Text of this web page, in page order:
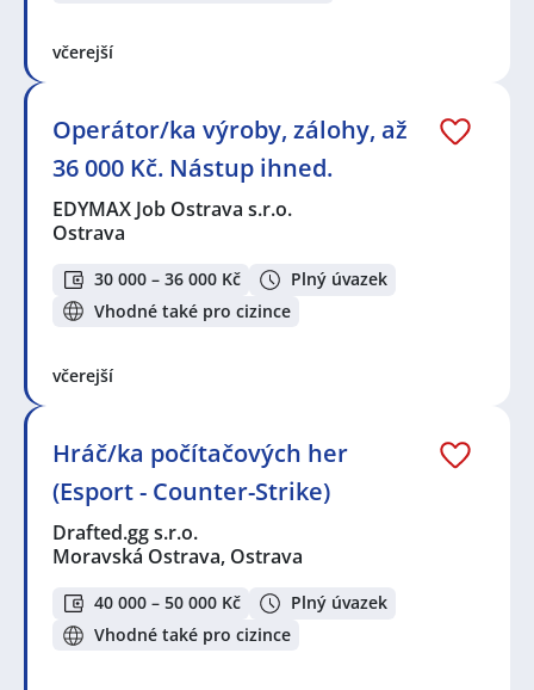
včerejší
Operátor/ka výroby, zálohy, až
36 000 Kč. Nástup ihned.
EDYMAX Job Ostrava s.r.o.
Ostrava
30 000 – 36 000 Kč
Plný úvazek
Vhodné také pro cizince
včerejší
Hráč/ka počítačových her
(Esport - Counter-Strike)
Drafted.gg s.r.o.
Moravská Ostrava, Ostrava
40 000 – 50 000 Kč
Plný úvazek
Vhodné také pro cizince